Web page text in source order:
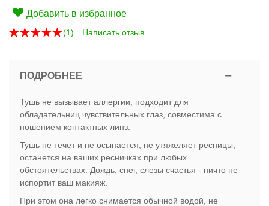
Добавить в избранное
(1) Написать отзыв
ПОДРОБНЕЕ
Тушь не вызывает аллергии, подходит для
обладательниц чувствительных глаз, совместима с
ношением контактных линз.
Тушь не течет и не осыпается, не утяжеляет ресницы,
останется на ваших ресничках при любых
обстоятельствах. Дождь, снег, слезы счастья - ничто не
испортит ваш макияж.
При этом она легко снимается обычной водой, не